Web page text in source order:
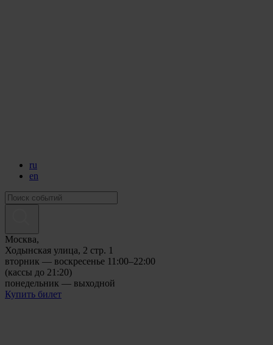
ru
en
Москва,
Ходынская улица, 2 стр. 1
вторник — воскресенье 11:00–22:00
(кассы до 21:20)
понедельник — выходной
Купить билет